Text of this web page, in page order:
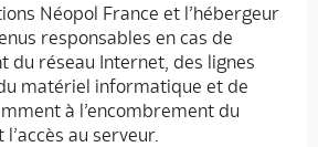
Néopol France et l’hébergeur
responsables en cas de
du réseau Internet, des lignes
matériel informatique et de
à l’encombrement du
au serveur.